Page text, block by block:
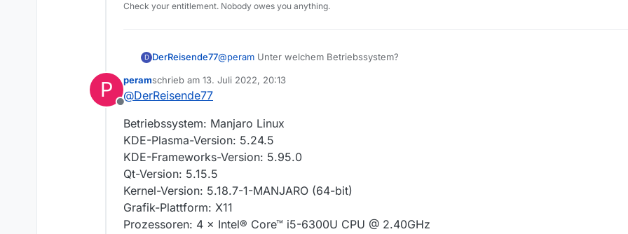
Check your entitlement. Nobody owes you anything.
D DerReisende77@peram Unter welchem Betriebssystem?
P
Offline
peramschrieb am 13. Juli 2022, 20:13
zuletzt editiert von
@DerReisende77
Betriebssystem: Manjaro Linux
KDE-Plasma-Version: 5.24.5
KDE-Frameworks-Version: 5.95.0
Qt-Version: 5.15.5
Kernel-Version: 5.18.7-1-MANJARO (64-bit)
Grafik-Plattform: X11
Prozessoren: 4 × Intel® Core™ i5-6300U CPU @ 2.40GHz